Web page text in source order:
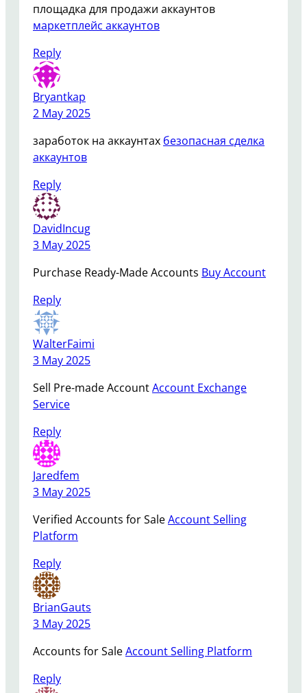
площадка для продажи аккаунтов
маркетплейс аккаунтов
Reply
Bryantkap
2 May 2025
заработок на аккаунтах безопасная сделка
аккаунтов
Reply
DavidIncug
3 May 2025
Purchase Ready-Made Accounts Buy Account
Reply
WalterFaimi
3 May 2025
Sell Pre-made AccountAccount Exchange
Service
Reply
Jaredfem
3 May 2025
Verified Accounts for SaleAccount Selling
Platform
Reply
BrianGauts
3 May 2025
Accounts for SaleAccount Selling Platform
Reply